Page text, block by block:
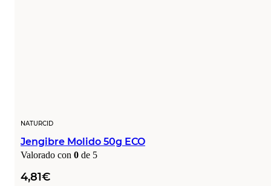
NATURCID
Jengibre Molido 50g ECO
Valorado con 0 de 5
4,81€